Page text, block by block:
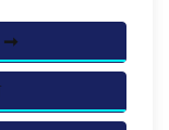
➞